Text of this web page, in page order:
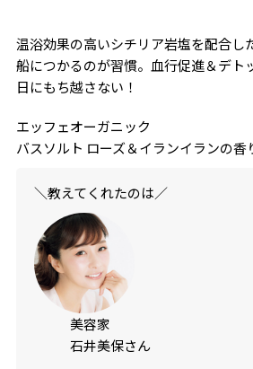
温浴効果の高いシチリア岩塩を配合し
船につかるのが習慣。血行促進＆デト
日にもち越さない！
エッフェオーガニック
バスソルト ローズ＆イランイランの香
＼教えてくれたのは／
美容家
石井美保さん